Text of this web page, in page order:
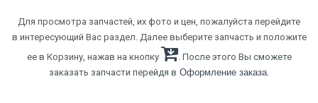
Для просмотра запчастей, их фото и цен, пожалуйста перейдите
в интересующий Вас раздел. Далее выберите запчасть и положите
ее в Корзину, нажав на кнопку
. После этого Вы сможете
заказать запчасти перейдя в Оформление заказа.